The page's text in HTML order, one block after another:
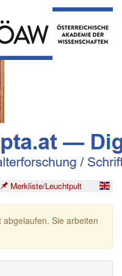
Merkliste/Leuchtpult
Sie arbeiten